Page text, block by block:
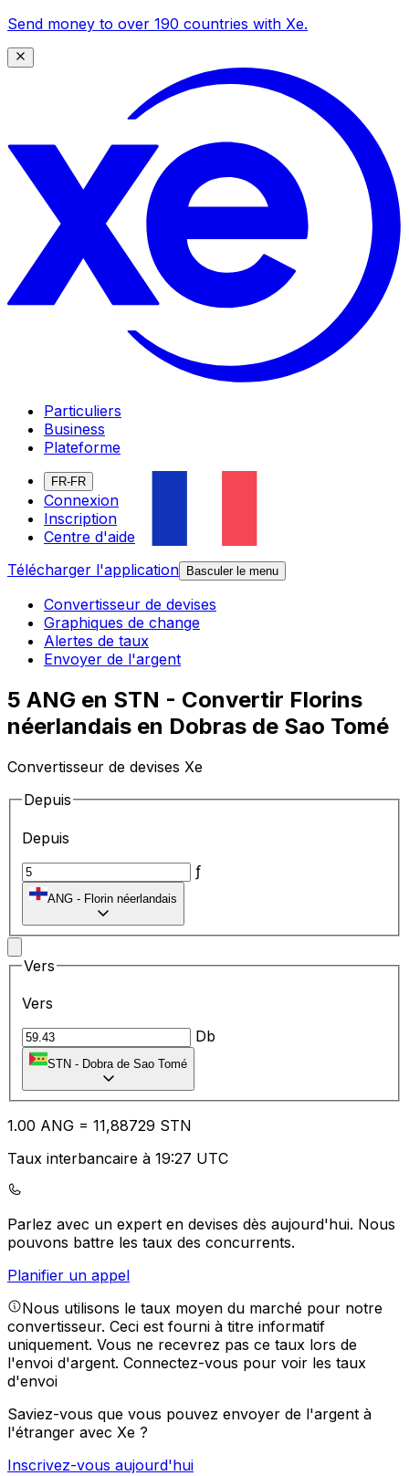
Send money to over 190 countries with Xe.
Particuliers
Business
Plateforme
FR-FR
Connexion
Inscription
Centre d'aide
Télécharger l'application
Basculer le menu
Convertisseur de devises
Graphiques de change
Alertes de taux
Envoyer de l'argent
5 ANG en STN - Convertir Florins
néerlandais en Dobras de Sao Tomé
Convertisseur de devises Xe
Depuis
Depuis
ƒ
ANG - Florin néerlandais
Vers
Vers
Db
STN - Dobra de Sao Tomé
1.00 ANG = 11,88729 STN
Taux interbancaire à 19:27 UTC
Parlez avec un expert en devises dès aujourd'hui. Nous
pouvons battre les taux des concurrents.
Planifier un appel
Nous utilisons le taux moyen du marché pour notre
convertisseur. Ceci est fourni à titre informatif
uniquement. Vous ne recevrez pas ce taux lors de
l'envoi d'argent. Connectez-vous pour voir les taux
d'envoi
Saviez-vous que vous pouvez envoyer de l'argent à
l'étranger avec Xe ?
Inscrivez-vous aujourd'hui